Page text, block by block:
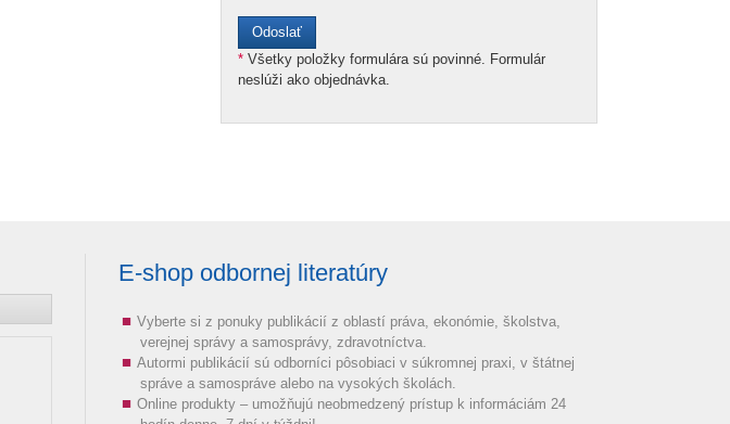
* Všetky položky formulára sú povinné. Formulár
neslúži ako objednávka.
E-shop odbornej literatúry
Vyberte si z ponuky publikácií z oblastí práva, ekonómie, školstva,
verejnej správy a samosprávy, zdravotníctva.
Autormi publikácií sú odborníci pôsobiaci v súkromnej praxi, v štátnej
správe a samospráve alebo na vysokých školách.
Online produkty – umožňujú neobmedzený prístup k informáciám 24